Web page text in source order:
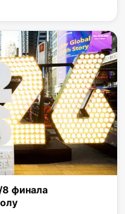
регулярного этапа
финала